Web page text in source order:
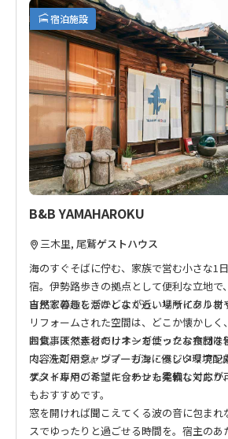
学堪能なオーナーが提供する三重県尾鷲市
ください。
お宿オーナーが提供するマリンスポーツ
ご確認・ご予約いただけます。
■ご注意
お宿敷地内 屋外設置のシャワースペース
スをオーナー及び、マリンスポーツ体験の
合があります。
1日1組限定ですが、1棟貸切ではございま
さい。
こちらのお宿は「農林漁業体験民宿」につ
クイン時にオーナーからの熊野古道のお話
宿泊施設
B&B YAMAHAROKU
三木里, 尾鷲ゲストハウス
海のすぐそばに佇む、家族で営む小さな1
宿。伊勢路歩きの拠点として便利な立地で
自然と暮らしがほどよく近い場所にありま
古民家の趣を活かしながら、リサイクル材
リフォームされた空間は、どこか懐かしく
囲気。天然素材のリネンを使ったお布団は
で、洗剤やシャンプーも海に優しい環境配
す。
お食事はできるだけオーガニックな食材を
内容をご用意。ヴィーガン・ベジタリアン
スタイルやご希望に合わせた柔軟な対応が
ゲスト専用のミニキッチンも完備しており
もおすすめです。
窓を開ければ聞こえてくる波の音に包まれ
スでゆったりと過ごせる時間を。宿主のあ